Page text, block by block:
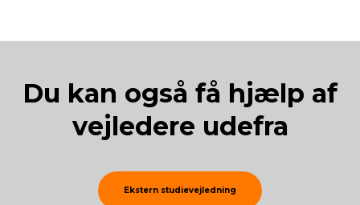
Du kan også få hjælp af
vej­le­de­re ude­fra
Ekstern studievejledning